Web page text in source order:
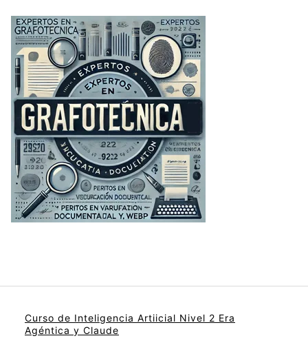
Curso de Inteligencia Artiicial Nivel 2 Era
Agéntica y Claude